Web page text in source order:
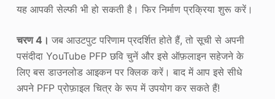
यह आपकी सेल्फी भी हो सकती है। फिर निर्माण प्रक्रिया शुरू करें।
चरण 4। जब आउटपुट परिणाम प्रदर्शित होते हैं, तो सूची से अपनी
पसंदीदा YouTube PFP छवि चुनें और इसे ऑफ़लाइन सहेजने के
लिए बस डाउनलोड आइकन पर क्लिक करें। बाद में आप इसे सीधे
अपने PFP प्रोफ़ाइल चित्र के रूप में उपयोग कर सकते हैं!